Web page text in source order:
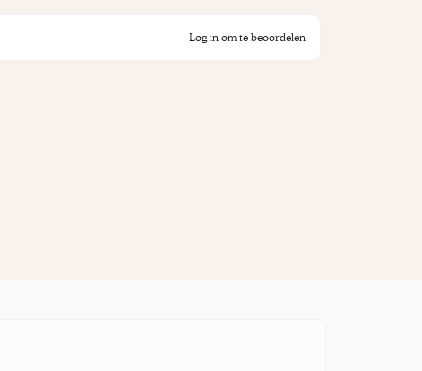
Log in om te beoordelen